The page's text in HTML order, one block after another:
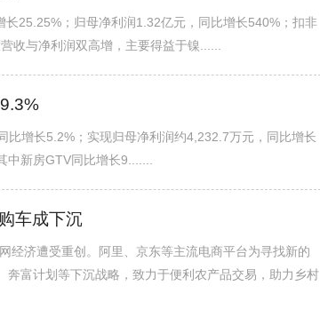
25.25%；归母净利润1.32亿元，同比增长540%；扣非
收与净利润双高增，主要得益于镍......
增长5.2%；实现归母净利润约4,232.7万元，同比增长
新房GTV同比增长9.......
车成下沉
经济遭受重创。阿里、京东等主流电商平台为寻找新的
富计划等下沉战略，致力于便利农产品交易，助力乡村